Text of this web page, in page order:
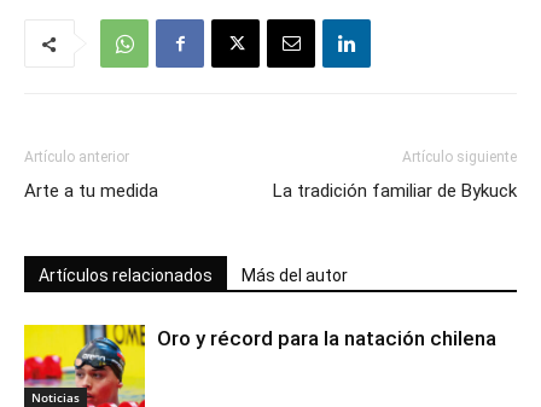
Artículo anterior
Arte a tu medida
Artículo siguiente
La tradición familiar de Bykuck
Artículos relacionados Más del autor
Noticias
Oro y récord para la natación chilena